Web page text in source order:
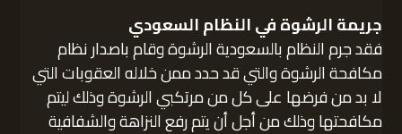
جريمة الرشوة في النظام السعودي
فقد جرم النظام بالسعودية الرشوة وقام باصدار نظام
مكافحة الرشوة والتي قد حدد ممن خلاله العقوبات التي
لا بد من فرضها على كل من مرتكبي الرشوة وذلك ليتم
مكافحتها وذلك من أجل أن يتم رفع النزاهة والشفافية